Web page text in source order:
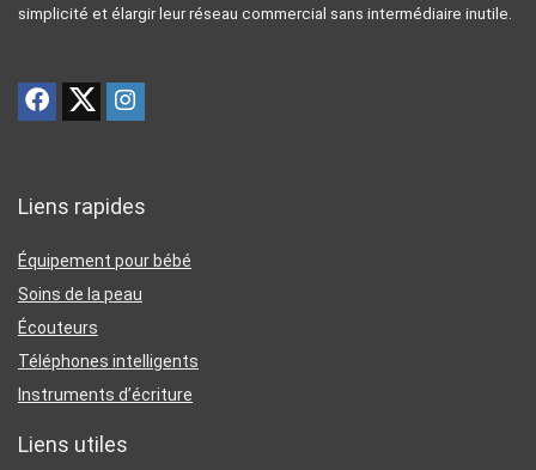
simplicité et élargir leur réseau commercial sans intermédiaire inutile.
Liens rapides
Équipement pour bébé
Soins de la peau
Écouteurs
Téléphones intelligents
Instruments d’écriture
Liens utiles